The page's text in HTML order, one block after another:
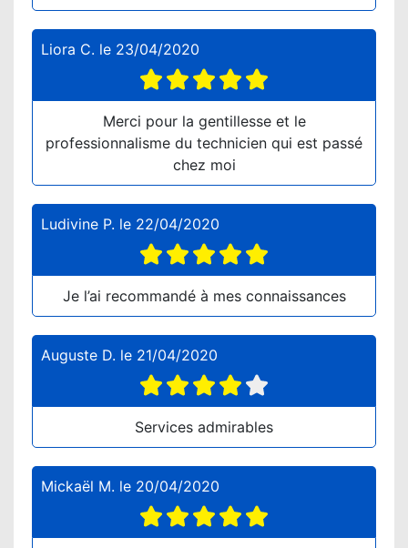
Liora C. le 23/04/2020
Merci pour la gentillesse et le
professionnalisme du technicien qui est passé
chez moi
Ludivine P. le 22/04/2020
Je l’ai recommandé à mes connaissances
Auguste D. le 21/04/2020
Services admirables
Mickaël M. le 20/04/2020